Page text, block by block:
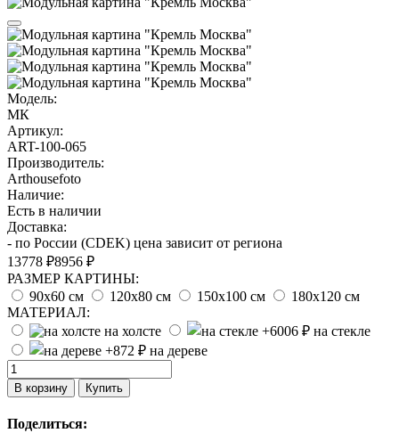
Модель:
МК
Артикул:
ART-100-065
Производитель:
Arthousefoto
Наличие:
Есть в наличии
Доставка:
- по России (CDEK) цена зависит от региона
13778 ₽8956 ₽
РАЗМЕР КАРТИНЫ:
90х60 см
120х80 см 150х100 см
180х120 см
МАТЕРИАЛ:
на холсте
на стекле
на дереве
В корзину Купить
Поделиться: